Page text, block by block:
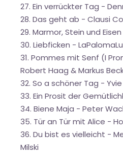
27. Ein verrückter Tag -
28. Das geht ab - Clausi
29. Marmor, Stein und
30. Liebficken -
31. Pommes mit Senf (I
Robert Haag & Markus
32. So a schöner Tag - Yvie
33. Ein Prosit der
34. Biene Maja - Peter
35. Tür an Tür mit Alice -
36. Du bist es vielleicht -
Milski